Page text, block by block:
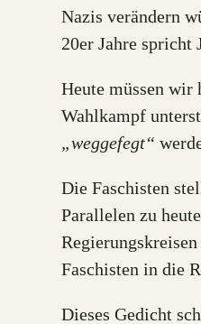
Nazis verändern
20er Jahre spricht
Heute müssen
Wahlkampf
„weggefegt“
Die Faschisten
Parallelen zu
Faschisten in die
Dieses Gedicht